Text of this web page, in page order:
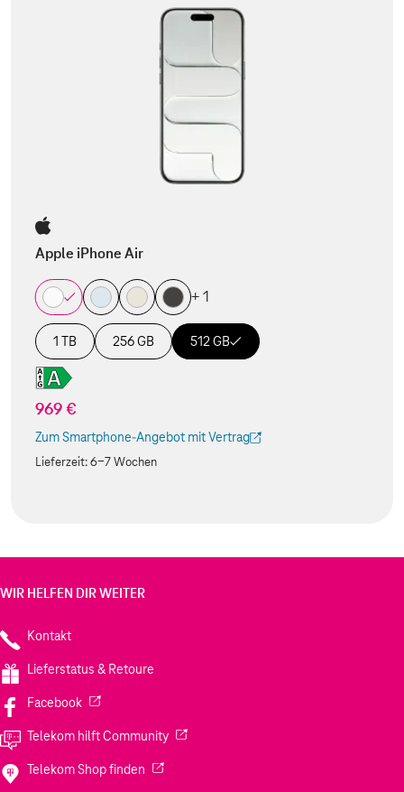
Apple iPhone Air
+ 1
1 TB 256 GB 512 GB
969 €
Zum Smartphone-Angebot mit Vertrag
(Der Link wird in einem neuen Tab geöffnet)
Lieferzeit:6-7 Wochen
WIR HELFEN DIR WEITER
Kontakt
Lieferstatus & Retoure
Facebook(Wird in einem neuen Tab geöffnet)
Telekom hilft Community(Wird in einem neuen Tab geöffnet)
Telekom Shop finden (Wird in einem neuen Tab geöffnet)